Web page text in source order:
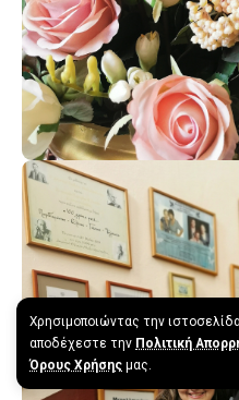
Χρησιμοποιώντας την
αποδέχεστε την Πολιτική
Όρους Χρήσης μας.